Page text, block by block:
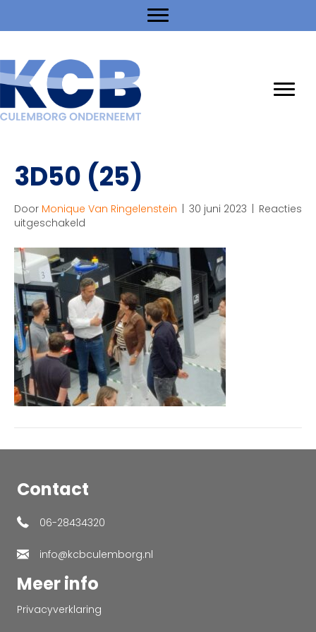
3D50 (25)
Door Monique Van Ringelenstein | 30 juni 2023 | Reacties
uitgeschakeld
(25)
Contact
06-28434320
info@kcbculemborg.nl
Meer info
Privacyverklaring